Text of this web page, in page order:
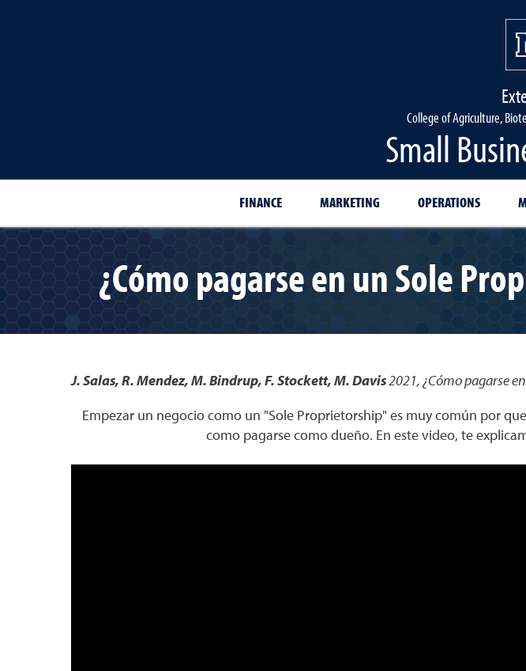
College of Agriculture,
Small
FINANCE MARKETING OPERATIONS
¿Cómo pagarse en un Sole
J. Salas, R. Mendez, M. Bindrup, F. Stockett, M. Davis2021,¿Cómo pagarse
Empezar un negocio como un "Sole Proprietorship" es muy común por
como pagarse como dueño. En este video, te